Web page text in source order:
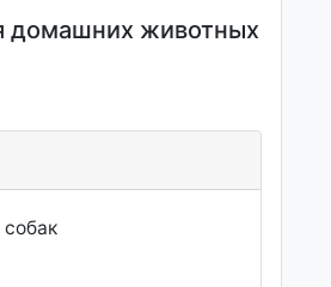
домашних животных